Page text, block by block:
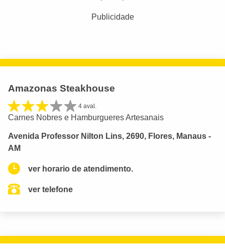
Publicidade
Amazonas Steakhouse
4 aval.
Carnes Nobres e Hamburgueres Artesanais
Avenida Professor Nilton Lins, 2690, Flores, Manaus -
AM
ver horario de atendimento.
ver telefone